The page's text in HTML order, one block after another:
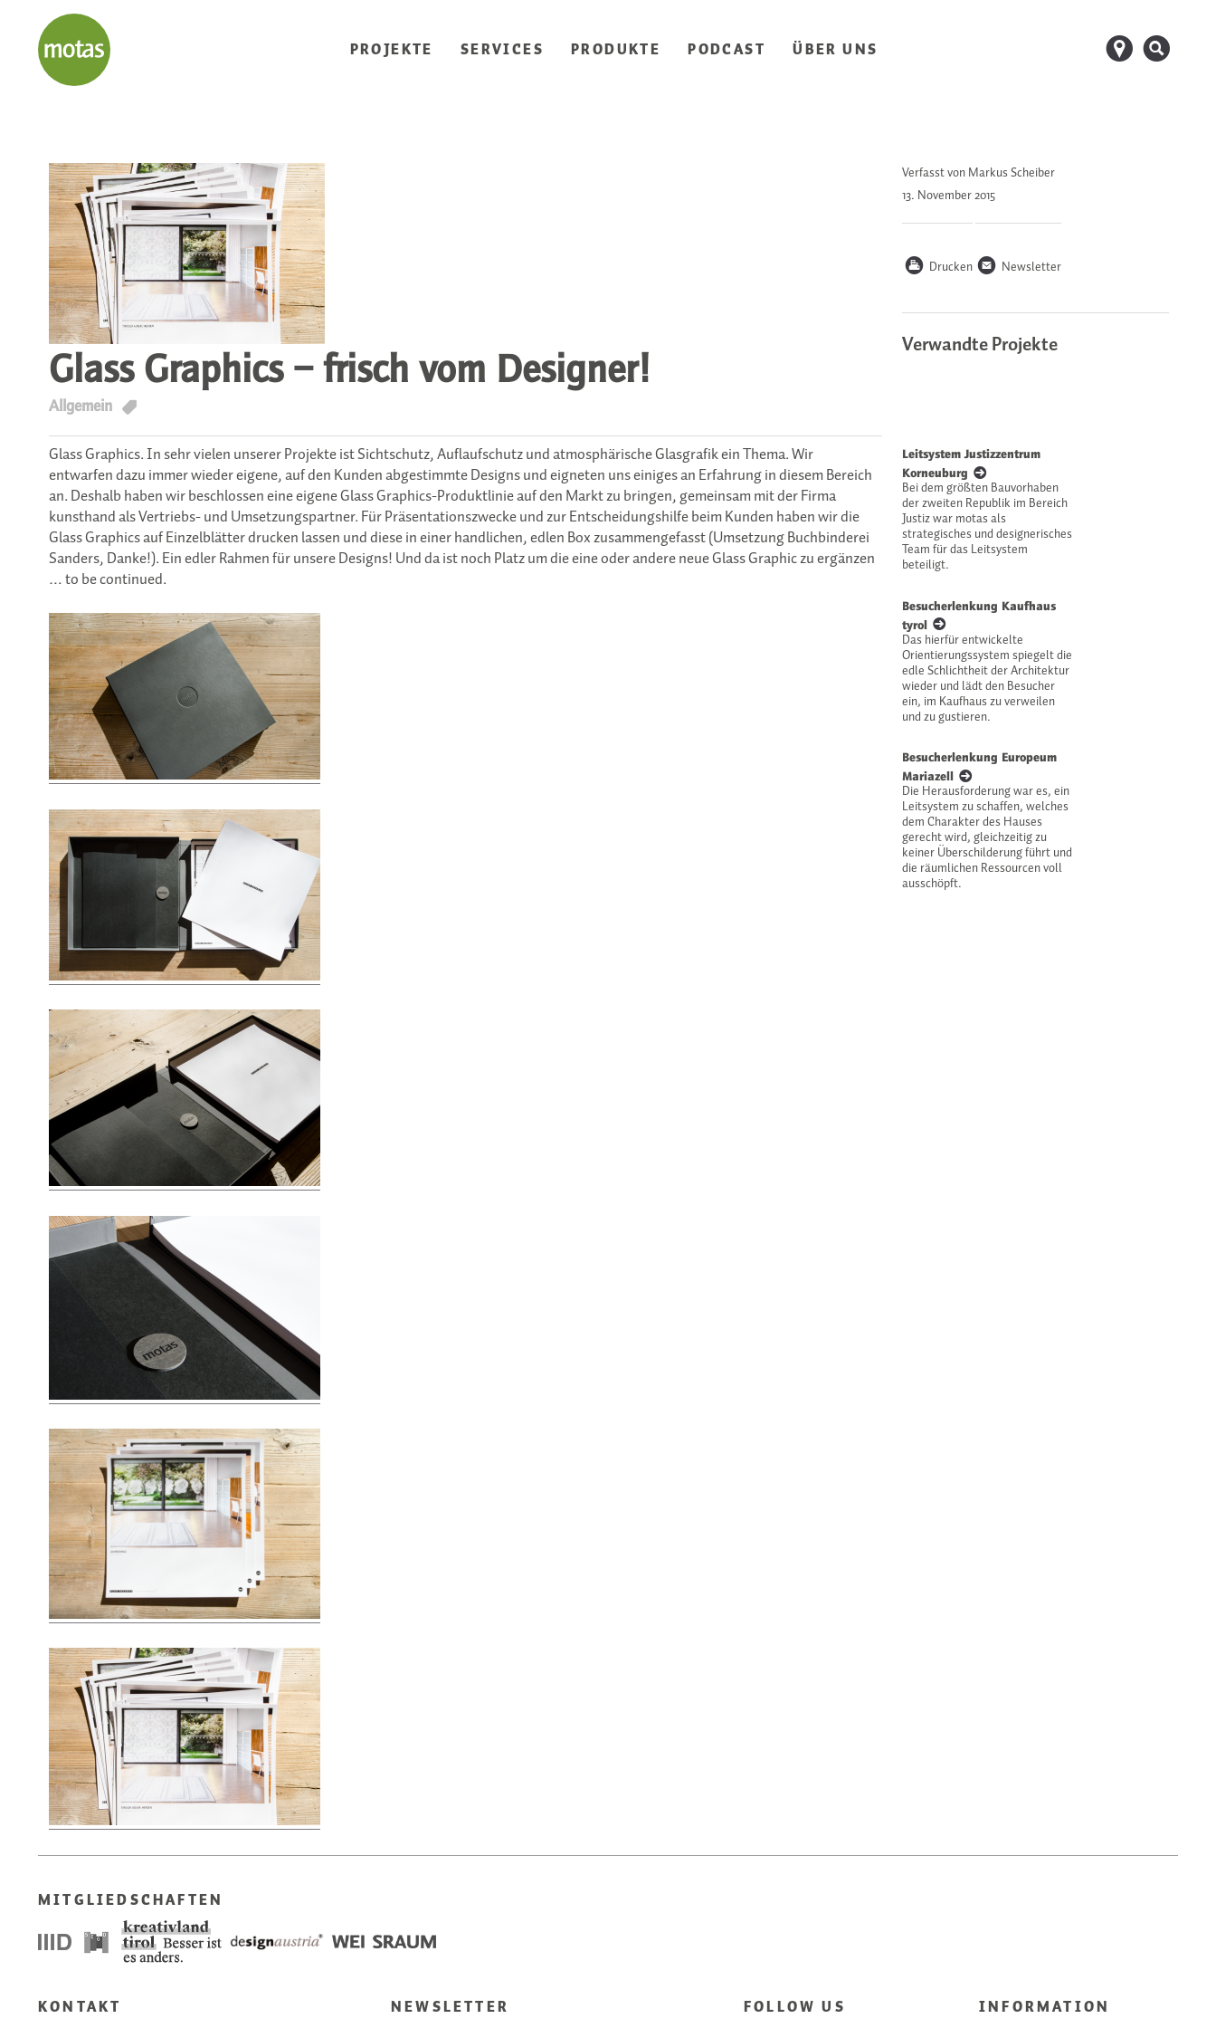
PROJEKTE SERVICES PRODUKTE PODCAST ÜBER UNS d s
Glass Graphics – frisch vom Designer!
Allgemein T
Glass Graphics. In sehr vielen unserer Projekte ist Sichtschutz, Auflaufschutz und atmosphärische Glasgrafik ein Thema. Wir
entwarfen dazu immer wieder eigene, auf den Kunden abgestimmte Designs und eigneten uns einiges an Erfahrung in diesem Bereich
an. Deshalb haben wir beschlossen eine eigene Glass Graphics-Produktlinie auf den Markt zu bringen, gemeinsam mit der Firma
kunsthand als Vertriebs- und Umsetzungspartner. Für Präsentationszwecke und zur Entscheidungshilfe beim Kunden haben wir die
Glass Graphics auf Einzelblätter drucken lassen und diese in einer handlichen, edlen Box zusammengefasst (Umsetzung Buchbinderei
Sanders, Danke!). Ein edler Rahmen für unsere Designs! Und da ist noch Platz um die eine oder andere neue Glass Graphic zu ergänzen
… to be continued.
Verfasst von Markus Scheiber
13. November2015
P Drucken n Newsletter
Verwandte Projekte
Leitsystem Justizzentrum
Korneuburg a
Bei dem größten Bauvorhaben
der zweiten Republik im Bereich
Justiz war motas als
strategisches und designerisches
Team für das Leitsystem
beteiligt.
Besucherlenkung Kaufhaus
tyrol a
Das hierfür entwickelte
Orientierungssystem spiegelt die
edle Schlichtheit der Architektur
wieder und lädt den Besucher
ein, im Kaufhaus zu verweilen
und zu gustieren.
Besucherlenkung Europeum
Mariazell a
Die Herausforderung war es, ein
Leitsystem zu schaffen, welches
dem Charakter des Hauses
gerecht wird, gleichzeitig zu
keiner Überschilderung führt und
die räumlichen Ressourcen voll
ausschöpft.
MITGLIEDSCHAFTEN
KONTAKT NEWSLETTER FOLLOW US INFORMATION